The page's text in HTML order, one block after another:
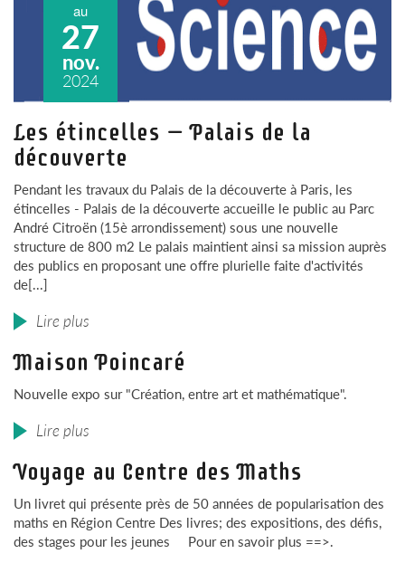
au
27
nov.
2024
Les étincelles – Palais de la
découverte
Pendant les travaux du Palais de la découverte à Paris, les
étincelles - Palais de la découverte accueille le public au Parc
André Citroën (15è arrondissement) sous une nouvelle
structure de 800 m2 Le palais maintient ainsi sa mission auprès
des publics en proposant une offre plurielle faite d'activités
de[...]
Lire plus
Maison Poincaré
Nouvelle expo sur "Création, entre art et mathématique".
Lire plus
Voyage au Centre des Maths
Un livret qui présente près de 50 années de popularisation des
maths en Région Centre Des livres; des expositions, des défis,
des stages pour les jeunes Pour en savoir plus ==>.